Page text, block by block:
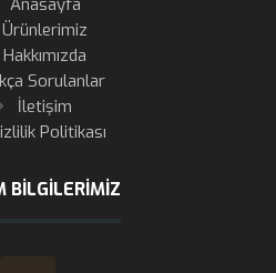
Ürünlerimiz
Hakkımızda
Sorulanlar
İletişim
Politikası
BILGILERIMIZ